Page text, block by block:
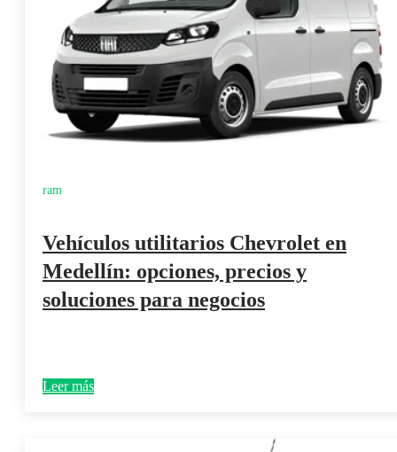
ram
Vehículos utilitarios Chevrolet en
Medellín: opciones, precios y
soluciones para negocios
Leer más